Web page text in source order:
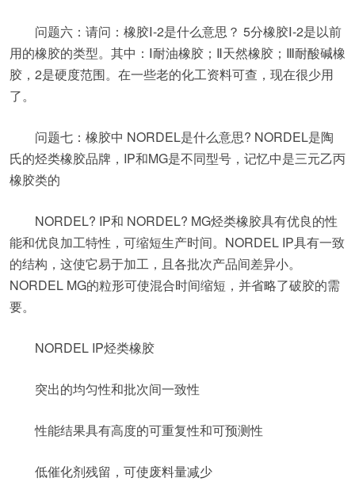
问题六：请问：橡胶Ⅰ-2是什么意思？ 5分橡胶Ⅰ-2是以前
用的橡胶的类型。其中：Ⅰ耐油橡胶；Ⅱ天然橡胶；Ⅲ耐酸碱橡
胶，2是硬度范围。在一些老的化工资料可查，现在很少用
了。
问题七：橡胶中 NORDEL是什么意思? NORDEL是陶
氏的烃类橡胶品牌，IP和MG是不同型号，记忆中是三元乙丙
橡胶类的
NORDEL? IP和 NORDEL? MG烃类橡胶具有优良的性
能和优良加工特性，可缩短生产时间。NORDEL IP具有一致
的结构，这使它易于加工，且各批次产品间差异小。
NORDEL MG的粒形可使混合时间缩短，并省略了破胶的需
要。
NORDEL IP烃类橡胶
突出的均匀性和批次间一致性
性能结果具有高度的可重复性和可预测性
低催化剂残留，可使废料量减少